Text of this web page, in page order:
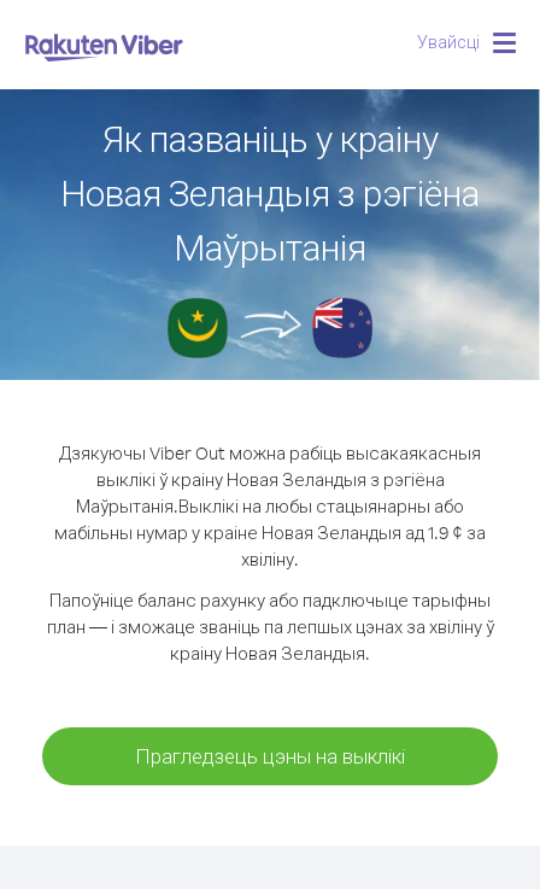
Увайсці
Як пазваніць у краіну
Новая Зеландыя з рэгіёна
Маўрытанія
Дзякуючы Viber Out можна рабіць высакаякасныя
выклікі ў краіну Новая Зеландыя з рэгіёна
Маўрытанія.Выклікі на любы стацыянарны або
мабільны нумар у краіне Новая Зеландыя ад 1.9 ¢ за
хвіліну.
Папоўніце баланс рахунку або падключыце тарыфны
план — і зможаце званіць па лепшых цэнах за хвіліну ў
краіну Новая Зеландыя.
Прагледзець цэны на выклікі